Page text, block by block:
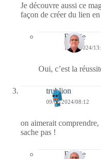
Je découvre aussi ce
façon de créer du lien
Bernie
10/06/2024/
Oui, c’est la
trublion
09/06/2024/08:12
on aimerait
sache pas !
Bernie